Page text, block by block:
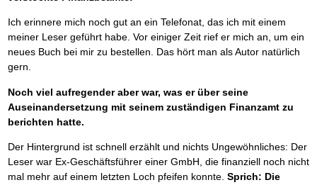
Ich erinnere mich noch gut an ein Telefonat, das ich mit einem
meiner Leser geführt habe. Vor einiger Zeit rief er mich an, um ein
neues Buch bei mir zu bestellen. Das hört man als Autor natürlich
gern.
Noch viel aufregender aber war, was er über seine
Auseinandersetzung mit seinem zuständigen Finanzamt zu
berichten hatte.
Der Hintergrund ist schnell erzählt und nichts Ungewöhnliches: Der
Leser war Ex-Geschäftsführer einer GmbH, die finanziell noch nicht
mal mehr auf einem letzten Loch pfeifen konnte. Sprich: Die